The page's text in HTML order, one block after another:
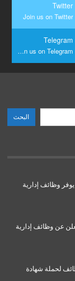
Twitter
Join us on Twitter
Telegram
Join us on Telegram
البحث
وظائف إدارية
عن وظائف إدارية
لحملة شهادة